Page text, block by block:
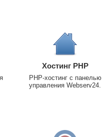
Хостинг PHP
PHP-хостинг с панелью
управления Webserv24.